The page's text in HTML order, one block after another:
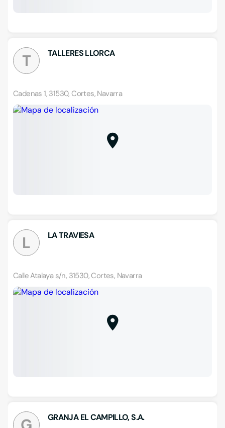
T TALLERES LLORCA
Cadenas 1, 31530, Cortes, Navarra
L LA TRAVIESA
Calle Atalaya s/n, 31530, Cortes, Navarra
GRANJA EL CAMPILLO, S.A.